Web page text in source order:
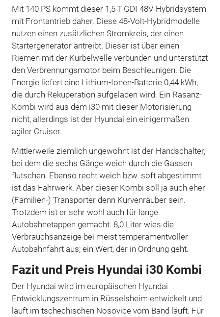
Mit 140 PS kommt dieser 1,5 T-GDI 48V-Hybridsystem
mit Frontantrieb daher. Diese 48-Volt-Hybridmodelle
nutzen einen zusätzlichen Stromkreis, der einen
Startergenerator antreibt. Dieser ist über einen
Riemen mit der Kurbelwelle verbunden und unterstützt
den Verbrennungsmotor beim Beschleunigen. Die
Energie liefert eine Lithium-Ionen-Batterie 0,44 kWh,
die durch Rekuperation aufgeladen wird. Ein Rasanz-
Kombi wird aus dem i30 mit dieser Motorisierung
nicht, allerdings ist der Hyundai ein einigermaßen
agiler Cruiser.
Mittlerweile ziemlich ungewohnt ist der Handschalter,
bei dem die sechs Gänge weich durch die Gassen
flutschen. Ebenso recht weich bzw. soft abgestimmt
ist das Fahrwerk. Aber dieser Kombi soll ja auch eher
(Familien-) Transporter denn Kurvenräuber sein.
Trotzdem ist er sehr wohl auch für lange
Autobahnetappen gemacht. 8,0 Liter wies die
Verbrauchsanzeige bei meist temperamentvoller
Autobahnfahrt aus; ein Wert, der in Ordnung geht.
Fazit und Preis Hyundai i30 Kombi
Der Hyundai wird im europäischen Hyundai
Entwicklungszentrum in Rüsselsheim entwickelt und
läuft im tschechischen Nosovice vom Band läuft. Für